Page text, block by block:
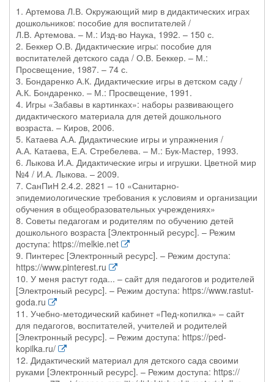
1. Артемова Л.В. Окружающий мир в дидактических играх
дошкольников: пособие для воспитателей /
Л.В. Артемова. – М.: Изд-во Наука, 1992. – 150 с.
2. Беккер О.В. Дидактические игры: пособие для
воспитателей детского сада / О.В. Беккер. – М.:
Просвещение, 1987. – 74 с.
3. Бондаренко А.К. Дидактические игры в детском саду /
А.К. Бондаренко. – М.: Просвещение, 1991.
4. Игры «Забавы в картинках»: наборы развивающего
дидактического материала для детей дошкольного
возраста. – Киров, 2006.
5. Катаева А.А. Дидактические игры и упражнения /
А.А. Катаева, Е.А. Стребелева. – М.: Бук-Мастер, 1993.
6. Лыкова И.А. Дидактические игры и игрушки. Цветной мир
№4 / И.А. Лыкова. – 2009.
7. СанПиН 2.4.2. 2821 – 10 «Санитарно-
эпидемиологические требования к условиям и организации
обучения в общеобразовательных учреждениях»
8. Советы педагогам и родителям по обучению детей
дошкольного возраста [Электронный ресурс]. – Режим
доступа: https://melkie.net
9. Пинтерес [Электронный ресурс]. – Режим доступа:
https://www.pinterest.ru
10. У меня растут года... – сайт для педагогов и родителей
[Электронный ресурс]. – Режим доступа: https://www.rastut-
goda.ru
11. Учебно-методический кабинет «Пед-копилка» – сайт
для педагогов, воспитателей, учителей и родителей
[Электронный ресурс]. – Режим доступа: https://ped-
kopilka.ru/
12. Дидактический материал для детского сада своими
руками [Электронный ресурс]. – Режим доступа: https://